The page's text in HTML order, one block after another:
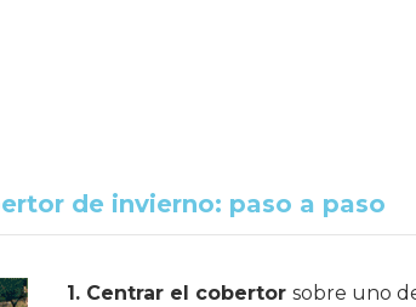
de invierno: paso a paso
1. Centrar el cobertor sobre uno